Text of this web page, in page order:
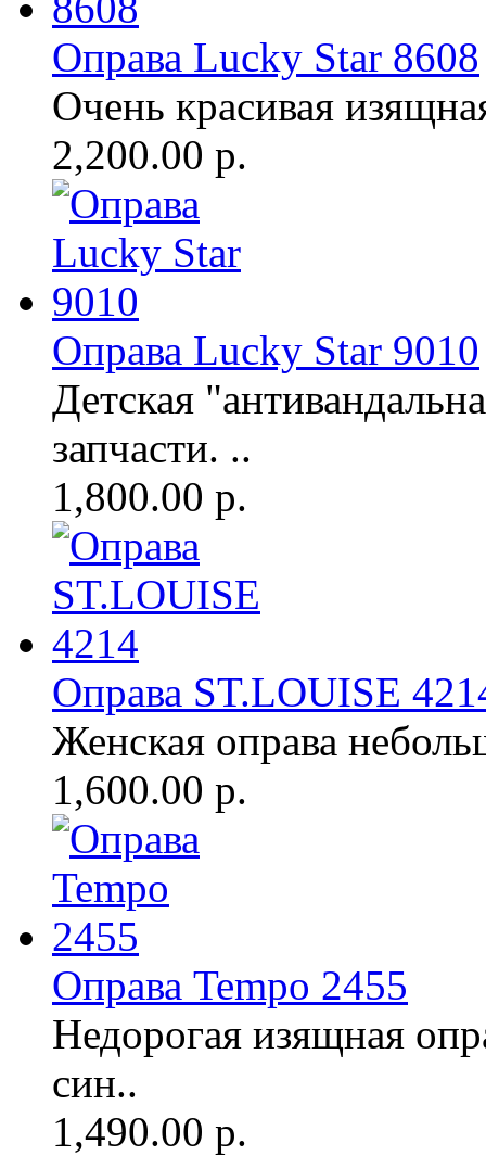
Оправа Lucky Star 8608
Очень красивая
2,200.00 р.
Оправа Lucky Star 9010
Детская
запчасти. ..
1,800.00 р.
Оправа ST.LOUISE
Женская оправа
1,600.00 р.
Оправа Tempo 2455
Недорогая изящная
син..
1,490.00 р.